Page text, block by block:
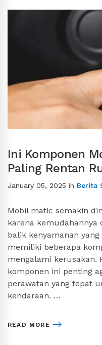
Ini Komponen
Paling Rentan
January 05, 2025 in Berita
Mobil matic semakin
karena kemudahannya
balik kenyamanan
memiliki beberapa
mengalami kerusakan.
komponen ini penting
perawatan yang tepat
kendaraan. …
READ MORE